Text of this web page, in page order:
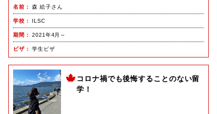
名前 森 絵子さん
学校 ILSC
期間 2021年4月～
ビザ 学生ビザ
コロナ禍でも後悔することのない留
学！